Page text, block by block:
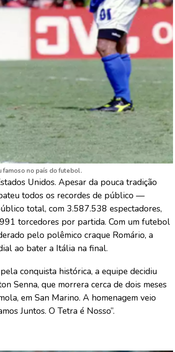
famoso no país do futebol.
Unidos. Apesar da pouca tradição
todos os recordes de público —
total, com 3.587.538 espectadores,
torcedores por partida. Com um futebol
pelo polêmico craque Romário, a
ao bater a Itália na final.
conquista histórica, a equipe decidiu
Senna, que morrera cerca de dois meses
em San Marino. A homenagem veio
Juntos. O Tetra é Nosso”.